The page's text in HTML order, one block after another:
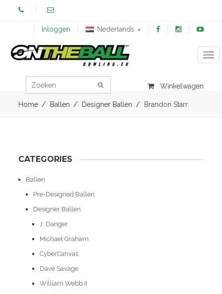
Inloggen Nederlands
Winkelwagen
Home Ballen Designer Ballen Brandon Starr
CATEGORIES
Ballen
Pre-Designed Ballen
Designer Ballen
J. Danger
Michael Graham
CyberCanvas
Dave Savage
William Webb II